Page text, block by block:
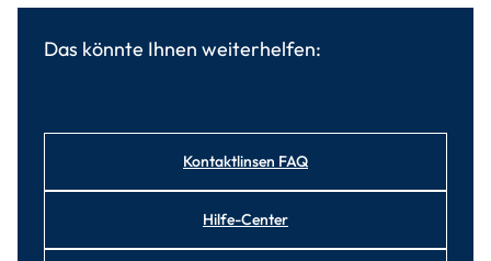
Das könnte Ihnen weiterhelfen:
Kontaktlinsen FAQ
Hilfe-Center